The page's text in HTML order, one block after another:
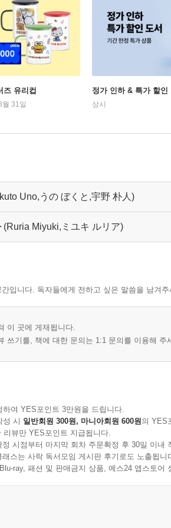
즈 유리컵
31일
정가 인하 & 특가 할인
상시
Uno,うの ぼくと,宇野 朴人)
(Ruria Miyuki,ミユキ ルリア)
입니다. 독자들에게 전하고 싶은 말씀을 남겨주
이 곳에 게재됩니다.
쓰기를, 책에 대한 문의는 1:1 문의를 이용해 주
여 YES포인트 3만원을 드립니다.
성 시 일반회원 300원, 마니아회원 600원의 YES
뷰만 YES포인트 지급됩니다.
시점부터 마지막 회차 주문확정 후 30일 이내
스는 사락 독서모임 게시판 후기로도 노출됩니
ray, 패션 및 판매금지 상품, 예스24 앱스토어